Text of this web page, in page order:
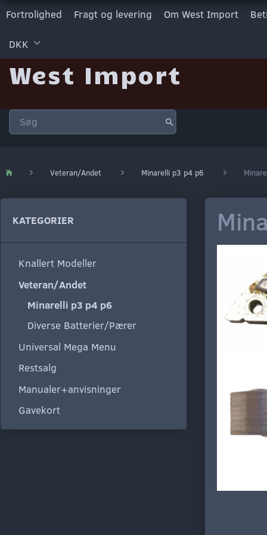
Fortrolighed Fragt og levering Om West Import
DKK
West Import
Veteran/Andet Minarelli p3 p4 p6
KATEGORIER
Knallert Modeller
Veteran/Andet
Minarelli p3 p4 p6
Diverse Batterier/Pærer
Universal Mega Menu
Restsalg
Manualer+anvisninger
Gavekort